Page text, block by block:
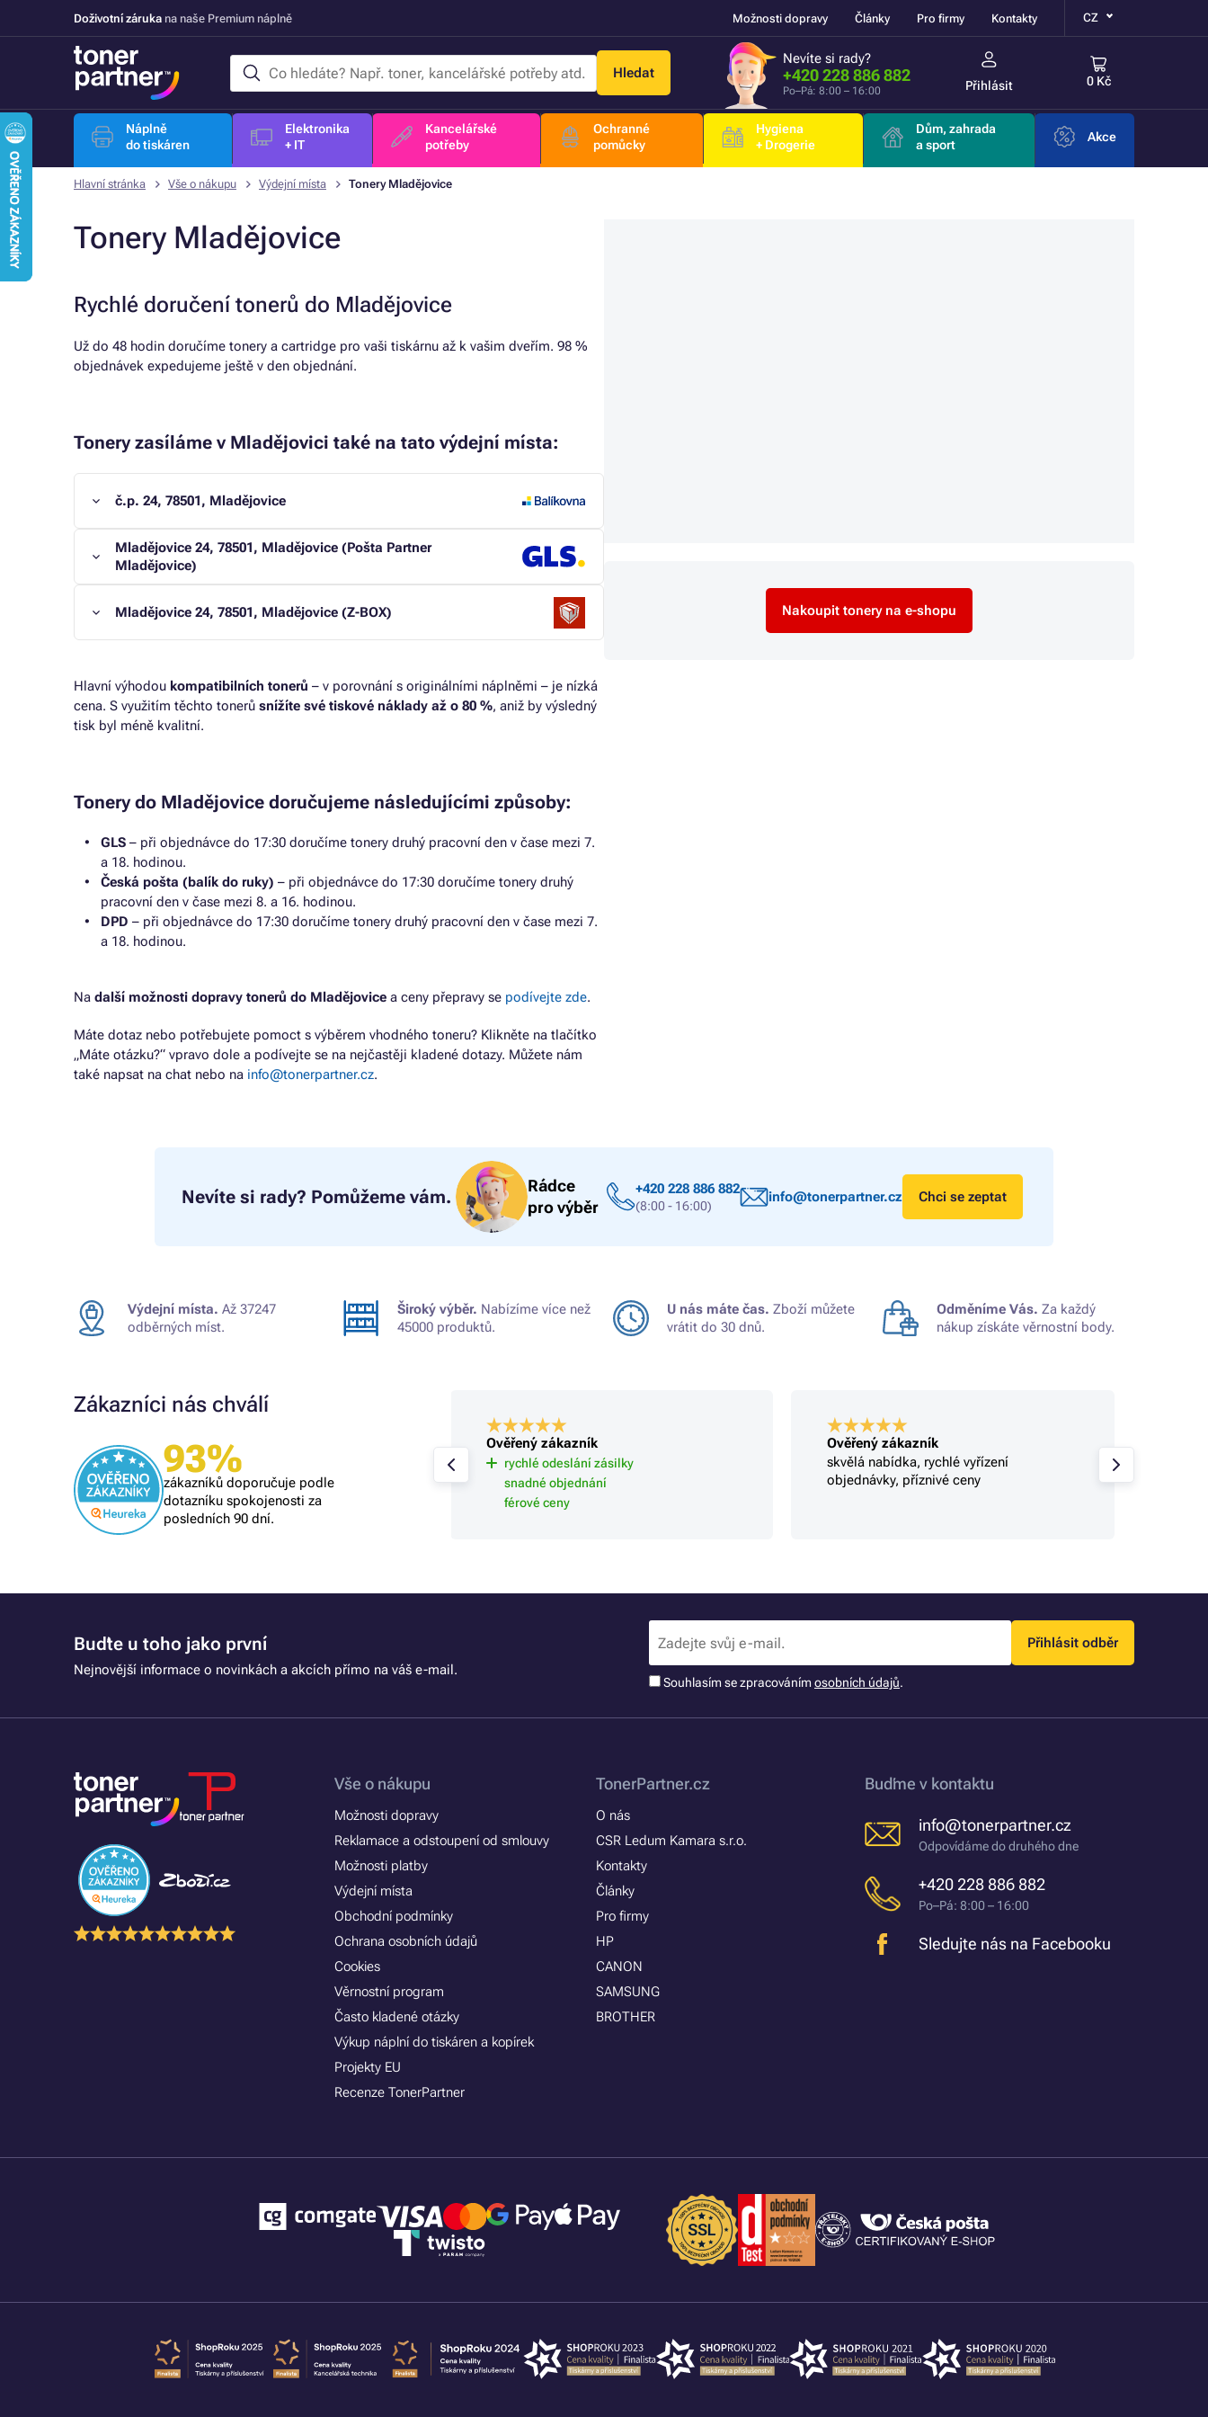
Doživotní záruka na naše Premium náplně Možnosti dopravy Články Pro firmy Kontakty CZ
Hledat
Nevíte si rady?
+420 228 886 882
Po–Pá: 8:00 – 16:00 Přihlásit 0 Kč
Náplně
do tiskáren
Elektronika
+ IT
Kancelářské
potřeby
Ochranné
pomůcky
Hygiena
+ Drogerie
Dům, zahrada
a sport
Akce
Hlavní stránka Vše o nákupu Výdejní místa Tonery Mladějovice
Tonery Mladějovice
Rychlé doručení tonerů do Mladějovice
Už do 48 hodin doručíme tonery a cartridge pro vaši tiskárnu až k vašim dveřím. 98 %
objednávek expedujeme ještě v den objednání.
Tonery zasíláme v Mladějovici také na tato výdejní místa:
č.p. 24, 78501, Mladějovice
Mladějovice 24, 78501, Mladějovice (Pošta Partner
Mladějovice)
Mladějovice 24, 78501, Mladějovice (Z-BOX)
Hlavní výhodou kompatibilních tonerů – v porovnání s originálními náplněmi – je nízká
cena. S využitím těchto tonerů snížíte své tiskové náklady až o 80 %, aniž by výsledný
tisk byl méně kvalitní.
Tonery do Mladějovice doručujeme následujícími způsoby:
GLS – při objednávce do 17:30 doručíme tonery druhý pracovní den v čase mezi 7.
a 18. hodinou.
Česká pošta (balík do ruky) – při objednávce do 17:30 doručíme tonery druhý
pracovní den v čase mezi 8. a 16. hodinou.
DPD – při objednávce do 17:30 doručíme tonery druhý pracovní den v čase mezi 7.
a 18. hodinou.
Na další možnosti dopravy tonerů do Mladějovice a ceny přepravy se podívejte zde.
Máte dotaz nebo potřebujete pomoct s výběrem vhodného toneru? Klikněte na tlačítko
„Máte otázku?“ vpravo dole a podívejte se na nejčastěji kladené dotazy. Můžete nám
také napsat na chat nebo na info@tonerpartner.cz.
Nakoupit tonery na e-shopu
Nevíte si rady? Pomůžeme vám.
Rádce
pro výběr
+420 228 886 882
(8:00 - 16:00)
info@tonerpartner.cz Chci se zeptat
Výdejní místa. Až 37247
odběrných míst.
Široký výběr. Nabízíme více než
45000 produktů.
U nás máte čas. Zboží můžete
vrátit do 30 dnů.
Odměníme Vás. Za každý
nákup získáte věrnostní body.
Zákazníci nás chválí
93%
zákazníků doporučuje podle
dotazníku spokojenosti za
posledních 90 dní.
Ověřený zákazník
Všechno proběhlo k mé spokojenosti
Ověřený zákazník
rychlé odeslání zásilky
snadné objednání
férové ceny
Ověřený zákazník
skvělá nabídka, rychlé vyřízení
objednávky, příznivé ceny
Buďte u toho jako první
Nejnovější informace o novinkách a akcích přímo na váš e-mail.
Přihlásit odběr
Souhlasím se zpracovánímosobních údajů.
Vše o nákupu
Možnosti dopravy
Reklamace a odstoupení od smlouvy
Možnosti platby
Výdejní místa
Obchodní podmínky
Ochrana osobních údajů
Cookies
Věrnostní program
Často kladené otázky
Výkup náplní do tiskáren a kopírek
Projekty EU
Recenze TonerPartner
TonerPartner.cz
O nás
CSR Ledum Kamara s.r.o.
Kontakty
Články
Pro firmy
HP
CANON
SAMSUNG
BROTHER
Buďme v kontaktu
info@tonerpartner.cz
Odpovídáme do druhého dne
+420 228 886 882
Po–Pá: 8:00 – 16:00
Sledujte nás na Facebooku